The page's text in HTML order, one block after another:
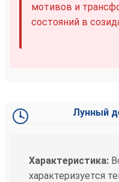
мотивов и
состояний в
Лунный
Характеристика:
характеризуется